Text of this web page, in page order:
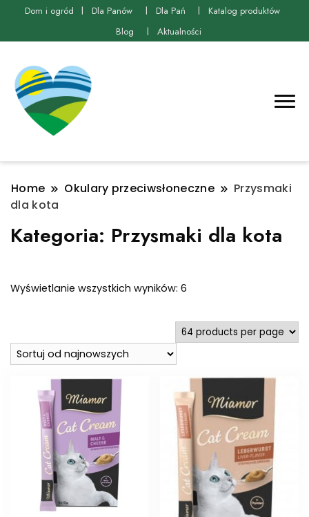
Dom i ogród Dla Panów Dla Pań
Katalog produktów
Blog
Aktualności
Home Okulary przeciwsłoneczne
Przysmaki
dla kota
Kategoria: Przysmaki dla kota
Wyświetlanie wszystkich wyników: 6
najnowszych